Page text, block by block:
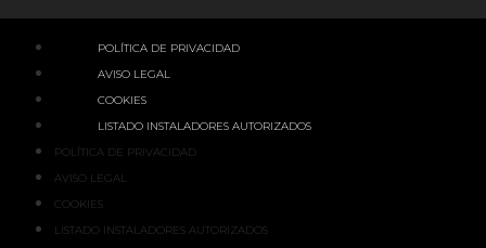
POLÍTICA DE PRIVACIDAD
AVISO LEGAL
COOKIES
LISTADO INSTALADORES AUTORIZADOS
POLÍTICA DE PRIVACIDAD
AVISO LEGAL
COOKIES
LISTADO INSTALADORES AUTORIZADOS